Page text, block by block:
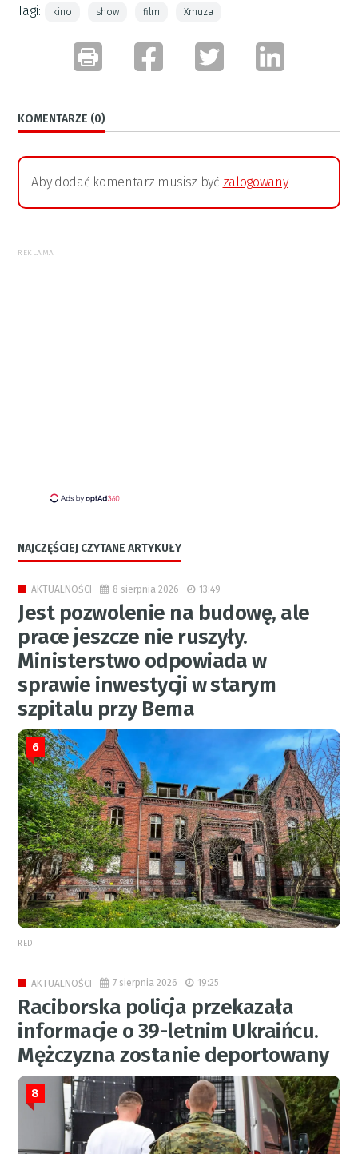
Tagi: kino show film Xmuza
KOMENTARZE (0)
Aby dodać komentarz musisz być zalogowany
REKLAMA
NAJCZĘŚCIEJ CZYTANE ARTYKUŁY
AKTUALNOŚCI 8 sierpnia 2026 13:49
Jest pozwolenie na budowę, ale
prace jeszcze nie ruszyły.
Ministerstwo odpowiada w
sprawie inwestycji w starym
szpitalu przy Bema
6
RED.
AKTUALNOŚCI 7 sierpnia 2026 19:25
Raciborska policja przekazała
informacje o 39-letnim Ukraińcu.
Mężczyzna zostanie deportowany
8